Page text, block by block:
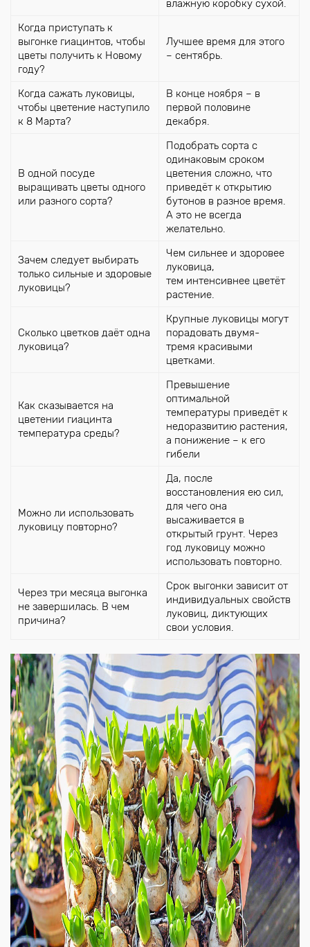
влажную коробку сухой.
Когда приступать к
выгонке гиацинтов, чтобы
цветы получить к Новому
году?
Лучшее время для этого
– сентябрь.
Когда сажать луковицы,
чтобы цветение наступило
к 8 Марта?
В конце ноября – в
первой половине
декабря.
В одной посуде
выращивать цветы одного
или разного сорта?
Подобрать сорта с
одинаковым сроком
цветения сложно, что
приведёт к открытию
бутонов в разное время.
А это не всегда
желательно.
Зачем следует выбирать
только сильные и здоровые
луковицы?
Чем сильнее и здоровее
луковица,
тем интенсивнее цветёт
растение.
Сколько цветков даёт одна
луковица?
Крупные луковицы могут
порадовать двумя-
тремя красивыми
цветками.
Как сказывается на
цветении гиацинта
температура среды?
Превышение
оптимальной
температуры приведёт к
недоразвитию растения,
а понижение – к его
гибели
Можно ли использовать
луковицу повторно?
Да, после
восстановления ею сил,
для чего она
высаживается в
открытый грунт. Через
год луковицу можно
использовать повторно.
Через три месяца выгонка
не завершилась. В чем
причина?
Срок выгонки зависит от
индивидуальных свойств
луковиц, диктующих
свои условия.